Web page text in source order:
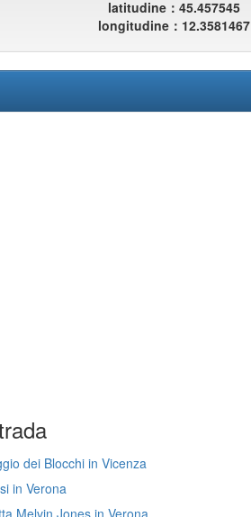
latitudine：45.457545
longitudine：12.3581467
dei Blocchi in Vicenza
in Verona
Melvin Jones in Verona